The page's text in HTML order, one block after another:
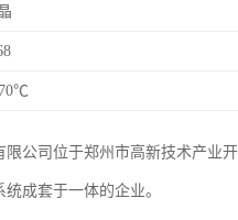
公司位于郑州市高新技术产业
成套于一体的企业。